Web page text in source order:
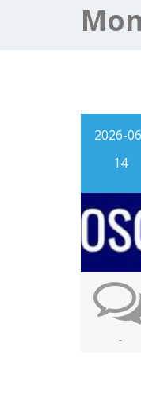
2026-
14
-